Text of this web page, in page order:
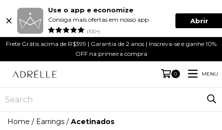
Use o app e economize
Consiga mais ofertas em nosso app
(100+)
Abrir
Frete Grátis acima de R$399 | Garantia de 2 anos | Inscreva-se e ganhe 10%
OFF na primeira compra
0 MENU
Home / Earrings / Acetinados